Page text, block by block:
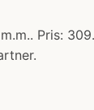
Pris: